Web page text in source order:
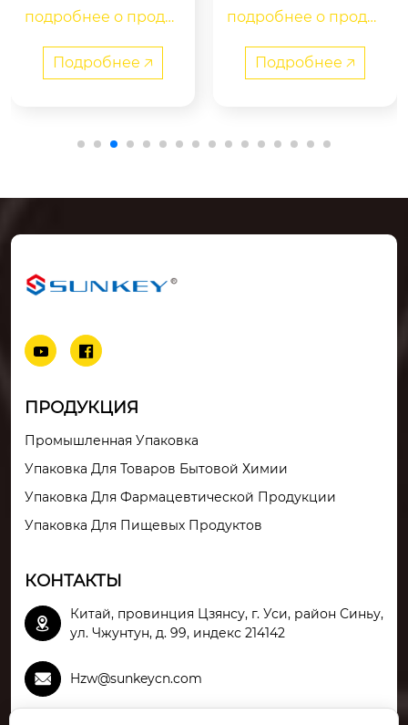
ьером
подробнее о продук
входный высоковол
ицаемо...
Подробнее 🡥
икетки
подробнее о продук
кетки являются клю
Подробнее 🡥
 
ПРОДУКЦИЯ
Промышленная Упаковка
Упаковка Для Товаров Бытовой Химии
Упаковка Для Фармацевтической Продукции
Упаковка Для Пищевых Продуктов
КОНТАКТЫ

Китай, провинция Цзянсу, г. Уси, район Синьу,
ул. Чжунтун, д. 99, индекс 214142
 Hzw@sunkeycn.com